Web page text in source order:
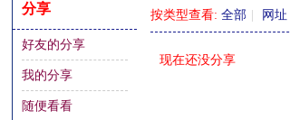
›
分享
好友的分享
我的分享
随便看看
按类型查看:全部 网址
现在还没分享